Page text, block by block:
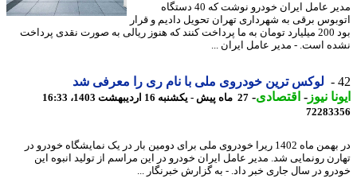
مدیر عامل ایران خودرو نوشت که 40 دستگاه
برقی به شهرداری تهران تحویل دادیم و قرار
بود 200 میلیارد تومان به ما پرداخت کنند که هنوز ریالی به صورت نقدی پرداخت
است. - مدیر عامل ایران ...
لوکس ترین خودروی ملی با نام ری را معرفی شد
نیوز-اقتصادی-27 ماه پیش - یکشنبه 16 اردیبهشت 1403، 16:33
در بهمن ماه 1402 ریرا خودروی ملی برای دومین بار در یک نمایشگاه خودرو در
رونمایی شد. مدیر عامل ایران خودرو در این مراسم از تولید انبوه این
در سال جاری خبر داد. - به گزارش خبرنگار ...